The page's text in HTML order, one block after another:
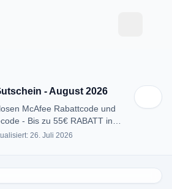
- August 2026
McAfee Rabattcode und
- Bis zu 55€ RABATT in
26. Juli 2026